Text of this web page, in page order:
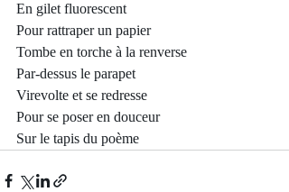
En gilet fluorescent
Pour rattraper un papier
Tombe en torche à la renverse
Par-dessus le parapet
Virevolte et se redresse
Pour se poser en douceur
Sur le tapis du poème